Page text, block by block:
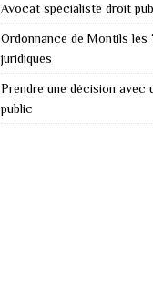
Avocat spécialiste droit
Ordonnance de Montils
juridiques
Prendre une décision
public